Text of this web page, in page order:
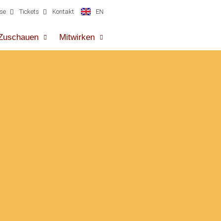
Tickets Kontakt EN
Mitwirken